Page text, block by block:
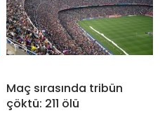
Maç sırasında tribün
çöktü: 211 ölü